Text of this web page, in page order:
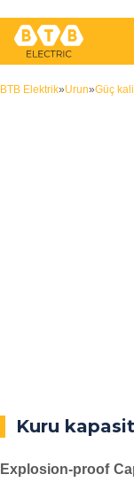
BTB Elektrik»Urun»Güç
Kuru
Explosion-proof